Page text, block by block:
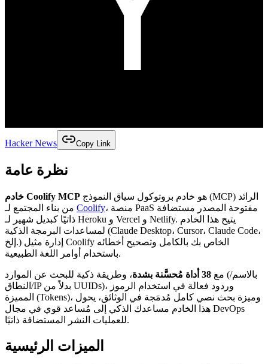
Hacker News Copy Link
نظرة عامة
خادم Coolify MCP
Coolify، منصة PaaS مفتوحة المصدر مستضافة
ذاتيًا كبديل شهير لـ Heroku و Vercel و Netlify. يتيح هذا الخادم
لمساعدات البرمجة الذكية (Claude Desktop، Cursor، Claude Code،
إلخ.) إدارة مثيل Coolify الخاص بك بالكامل وتصحيح أخطائه
باستخدام أوامر اللغة الطبيعية.
مع 38 أداة مُحسَّنة بشدة
، وطريقة ذكية للبحث عن الموارد (بالاسم/
النطاق/IP بدلاً من UUIDs)، وردود فعالة في استخدام الرموز
المميزة (Tokens)، وميزة بحث نصي كامل مُدمَجة في الوثائق، يحول
هذا الخادم مساعدك الذكي إلى مُساعد قوي في مجال DevOps
للعمليات النشر المستضافة ذاتيًا.
الميزات الرئيسية